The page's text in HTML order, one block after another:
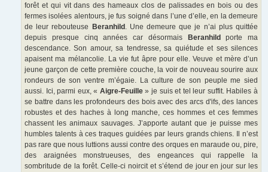
forêt et qui vit dans des hameaux clos de palissades en bois ou des
fermes isolées alentours, je fus soigné dans l’une d’elle, en la demeure
de leur rebouteuse
Beranhild . Une demeure que je n’ai plus quittée
depuis presque cinq années car désormais
Beranhildporte ma
descendance. Son amour, sa tendresse, sa quiétude et ses silences
apaisent ma mélancolie. La vie fut âpre pour elle. Veuve et mère d’un
jeune garçon de cette première couche, la voir de nouveau sourire aux
rondeurs de son ventre m’égaie. La culture de son peuple me sied
aussi. Ici, parmi eux, « Aigre-Feuille» je suis et tel leur suffit. Habiles à
se battre dans les profondeurs des bois avec des arcs d'ifs, des lances
robustes et des haches à long manche, ces hommes et ces femmes
chassent les animaux sauvages. J’apporte autant que je puisse mes
humbles talents à ces traques guidées par leurs grands chiens. Il n’est
pas rare que nous luttions aussi contre des orques en maraude ou, pire,
des araignées monstrueuses, des engeances qui rappelle la
sombritude de la forêt. Celle-ci noircit et s’étend de jour en jour sur les